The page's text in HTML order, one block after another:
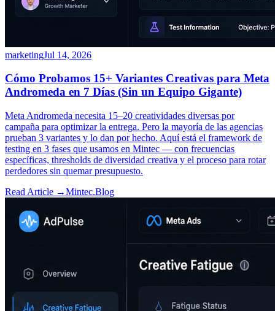
marketingJul 14, 2026
Cómo Probamos 15+ Variantes Creativas para Meta
Andromeda en 7 Días (Sin un Equipo Gigante)
Meta Andromeda necesita 15–20 creatividades diversas por
campaña para optimizar la entrega. Pero la mayoría de las agencias
prueban 3 variantes y lo dan por hecho. Aquí está el framework de
testing en 3 fases que usamos en Mintec — con frecuencias
específicas, thresholds de diversidad creativa y el proceso para rotar
perdedores sin quemar presupuesto.
Read Article →Mintec.Blog